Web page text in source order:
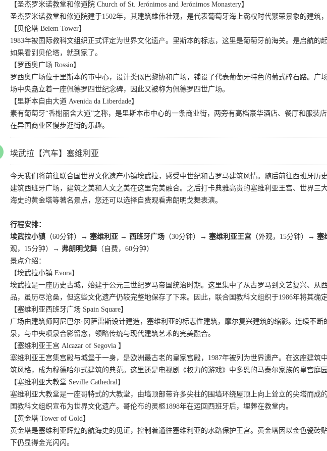
【圣杰罗米诺教堂和修道院 Church of St. Jerónimos and Jerónimos Monastery】
圣杰罗米诺教堂和修道院建于1502年，其建筑雄伟壮观，是代表葡萄牙海上霸权时代繁荣景象的建筑
【贝伦塔 Belem Tower】
1983年被国际教科文组织正式评定为世界文化遗产。里斯本的标志，这里是葡萄牙前海关。是启航的
如果看到贝伦塔，就到家了。
【罗西奥广场 Rossio】
罗西奥广场位于里斯本的市中心，设计类似巴黎协和广场，铺设了代表葡萄牙特色的葡式碎石路。广
场中央矗立着一座佩德罗四世纪念碑，因此又被称为佩德罗四世广场。
【里斯本自由大道 Avenida da Liberdade】
素有葡萄牙“香榭丽舍大道”之称，是里斯本市中心的一条商业街，两旁有高档豪华酒店、餐厅和服装
在异国商业区慢步逛街的乐趣。
埃武拉【汽车】塞维利亚
今天我们将前往联合国世界文化遗产小镇埃武拉，感受中世纪和古罗马建筑风情。随后前往西班牙历
建筑西班牙广场，建筑之美和人文之美在这里完美融合。之后打卡典雅高贵的塞维利亚王宫、世界三
海史的黄金塔等著名景点，您还可以选择自费观看弗朗明戈舞表演。
行程安排：
埃武拉小镇 （60分钟） → 塞维利亚 → 西班牙广场 （30分钟） → 塞维利亚王宫 （外观，15分钟） → 塞
观，15分钟）
→ 弗朗明戈舞 （自费，60分钟）
景点介绍：
【埃武拉小镇 Evora】
埃武拉是一座历史古城，始建于公元三世纪罗马帝国统治时期。这里集中了从古罗马到文艺复兴、从
品，虽历尽沧桑，但这些文化遗产仍较完整地保存了下来。因此，联合国教科文组织于1986年将其确
【塞维利亚西班牙广场 Spain Square】
广场由建筑师阿尼巴尔·冈萨雷斯设计建造，塞维利亚的标志性建筑，摩尔复兴建筑的缩影。连续不
泉，与中央喷泉合影留念，领略传统与现代建筑艺术的完美融合。
【塞维利亚王宫 Alcazar of Segovia 】
塞维利亚王宫集宫殿与城堡于一身，是欧洲最古老的皇家宫殿，1987年被列为世界遗产。在这座建筑
筑风格，成为穆德哈尔式建筑的典范。这里还是电视剧《权力的游戏》中多恩的马泰尔家族的皇宫庭园
【塞维利亚大教堂 Seville Cathedral】
塞维利亚大教堂是一座哥特式的大教堂，由墙顶部带许多尖柱的围墙环绕屋顶上向上耸立的尖塔而成
国教科文组织宣布为世界文化遗产。哥伦布的灵柩1898年在运回西班牙后，埋葬在教堂内。
【黄金塔 Tower of Gold】
黄金塔是塞维利亚辉煌的航海史的见证，控制着通往塞维利亚的水路保护王宫。黄金塔因以金色瓷砖
下仍显得金光闪闪。